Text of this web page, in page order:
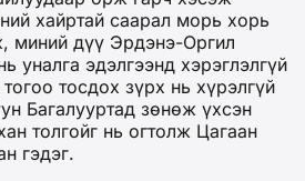
хайртай саарал морь хорь
миний дүү Эрдэнэ-Оргил
уналга эдэлгээнд хэрэглэлгүй
тосдох зүрх нь хүрэлгүй
Багалууртад зөнөж үхсэн
толгойг нь огтолж Цагаан
гэдэг.